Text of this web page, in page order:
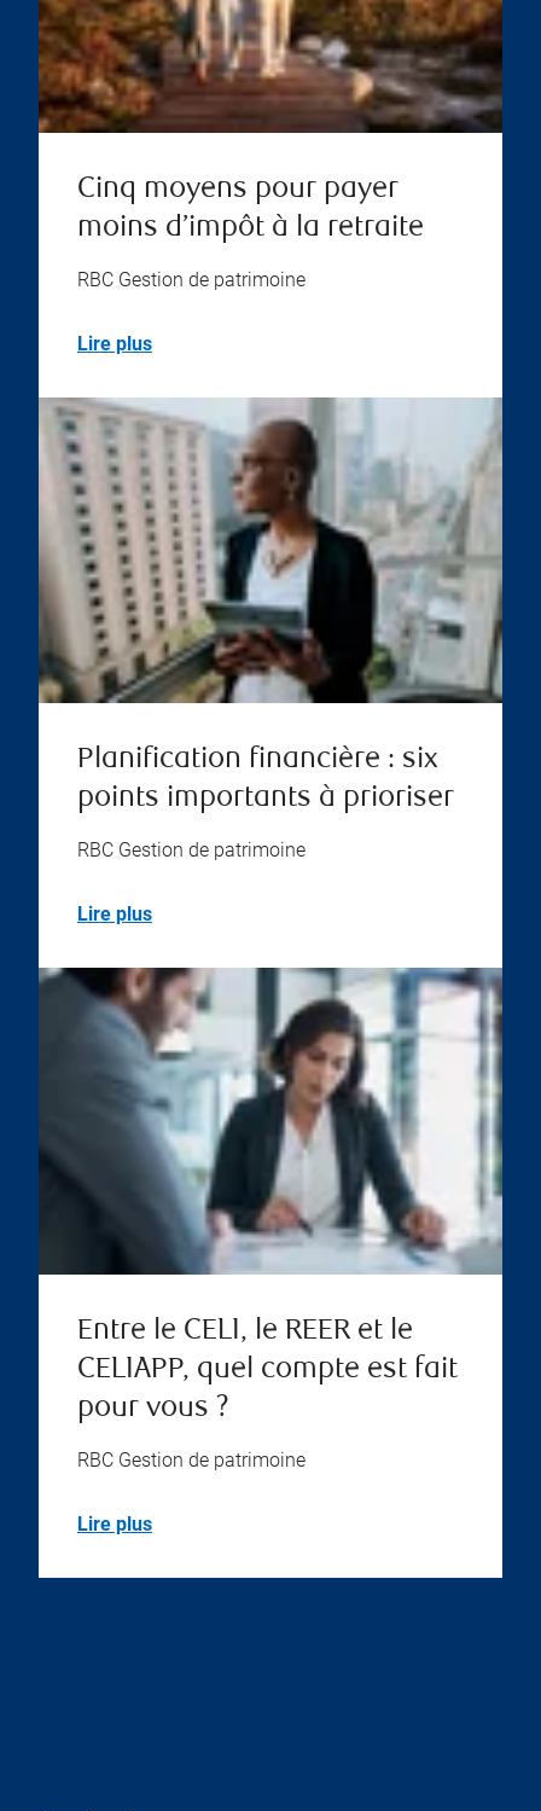
Cinq moyens pour payer
moins d’impôt à la retraite
RBC Gestion de patrimoine
Lire plus
Planification financière : six
points importants à prioriser
RBC Gestion de patrimoine
Lire plus
Entre le CELI, le REER et le
CELIAPP, quel compte est fait
pour vous ?
RBC Gestion de patrimoine
Lire plus